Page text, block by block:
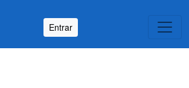
Entrar